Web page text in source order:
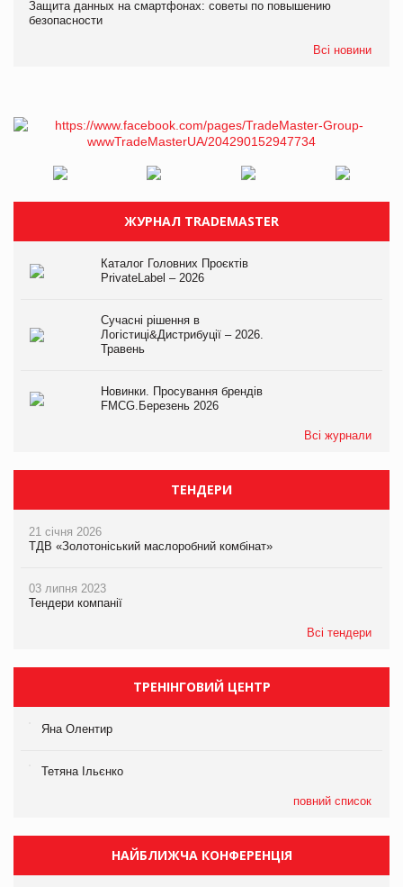
Защита данных на смартфонах: советы по повышению
безопасности
Всі новини
ЖУРНАЛ TRADEMASTER
Каталог Головних Проєктів
PrivateLabel – 2026
Сучасні рішення в
Логістиці&Дистрибуції – 2026.
Травень
Новинки. Просування брендів
FMCG.Березень 2026
Всі журнали
ТЕНДЕРИ
21 січня 2026
ТДВ «Золотоніський маслоробний комбінат»
03 липня 2023
Тендери компанії
Всі тендери
ТРЕНІНГОВИЙ ЦЕНТР
Яна Олентир
Тетяна Ільєнко
повний список
НАЙБЛИЖЧА КОНФЕРЕНЦІЯ